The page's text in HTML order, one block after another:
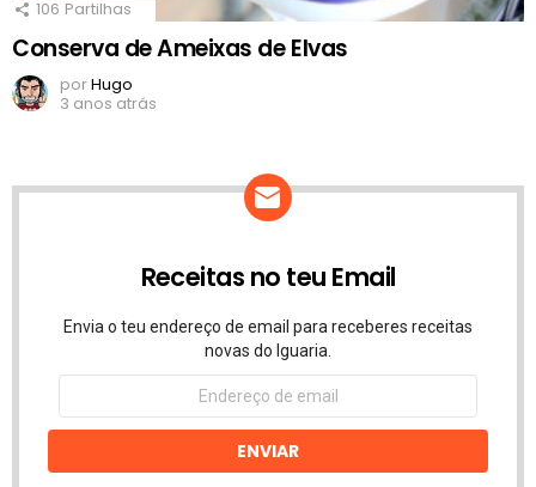
106 Partilhas
Conserva de Ameixas de Elvas
porHugo
3 anos atrás
Receitas no teu Email
Envia o teu endereço de email para receberes receitas
novas do Iguaria.
Endereço
email
ENVIAR